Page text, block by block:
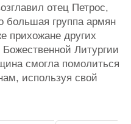
отец Петрос,
большая группа армян
прихожане других
Литургии
смогла помолиться
используя свой